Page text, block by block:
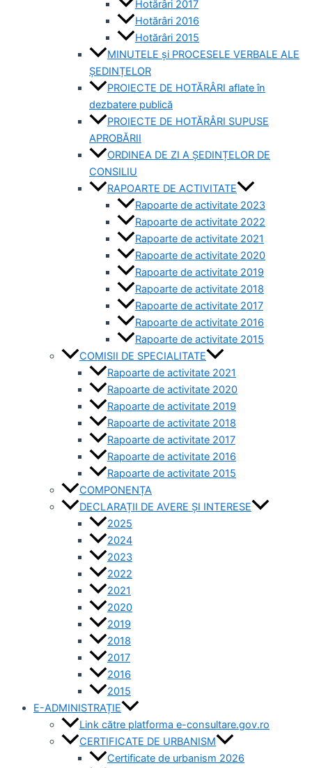
Hotărâri 2017
Hotărâri 2016
Hotărâri 2015
MINUTELE și PROCESELE VERBALE ALE
ȘEDINȚELOR
PROIECTE DE HOTĂRÂRI aflate în
dezbatere publică
PROIECTE DE HOTĂRÂRI SUPUSE
APROBĂRII
ORDINEA DE ZI A ȘEDINȚELOR DE
CONSILIU
RAPOARTE DE ACTIVITATE
Rapoarte de activitate 2023
Rapoarte de activitate 2022
Rapoarte de activitate 2021
Rapoarte de activitate 2020
Rapoarte de activitate 2019
Rapoarte de activitate 2018
Rapoarte de activitate 2017
Rapoarte de activitate 2016
Rapoarte de activitate 2015
COMISII DE SPECIALITATE
Rapoarte de activitate 2021
Rapoarte de activitate 2020
Rapoarte de activitate 2019
Rapoarte de activitate 2018
Rapoarte de activitate 2017
Rapoarte de activitate 2016
Rapoarte de activitate 2015
COMPONENȚA
DECLARAȚII DE AVERE ȘI INTERESE
2025
2024
2023
2022
2021
2020
2019
2018
2017
2016
2015
E-ADMINISTRAȚIE
Link către platforma e-consultare.gov.ro
CERTIFICATE DE URBANISM
Certificate de urbanism 2026